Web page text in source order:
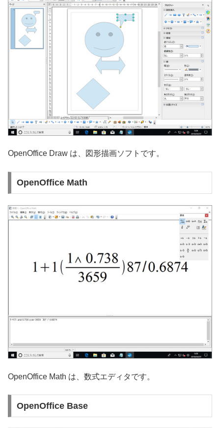
OpenOffice Draw は、図形描画ソフトです。
OpenOffice Math
OpenOffice Math は、数式エディタです。
OpenOffice Base